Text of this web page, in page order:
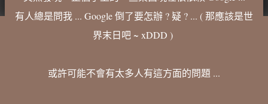
有人總是問我 ... Google 倒了要怎辦 ? 疑 ? ... ( 那應該是世
界末日吧 ~ xDDD )
或許可能不會有太多人有這方面的問題 ...